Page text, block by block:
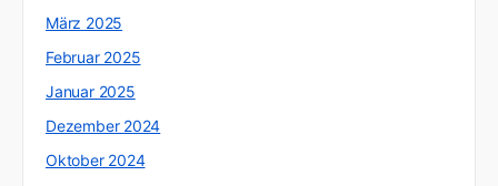
März 2025
Februar 2025
Januar 2025
Dezember 2024
Oktober 2024